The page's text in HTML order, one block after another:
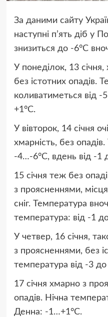
За даними сайту
наступні п’ять діб у
знизиться до -6°C
У понеділок, 13
без істотних опадів.
коливатиметься від
+1°C.
У вівторок, 14 січня
хмарність, без
-4…-6°C, вдень від -1
15 січня теж без
з проясненнями,
сніг. Температура
температура: від -1
У четвер, 16 січня,
з проясненнями, без
температура від -3
17 січня хмарно з
опадів. Нічна
Денна: -1…+1°C.